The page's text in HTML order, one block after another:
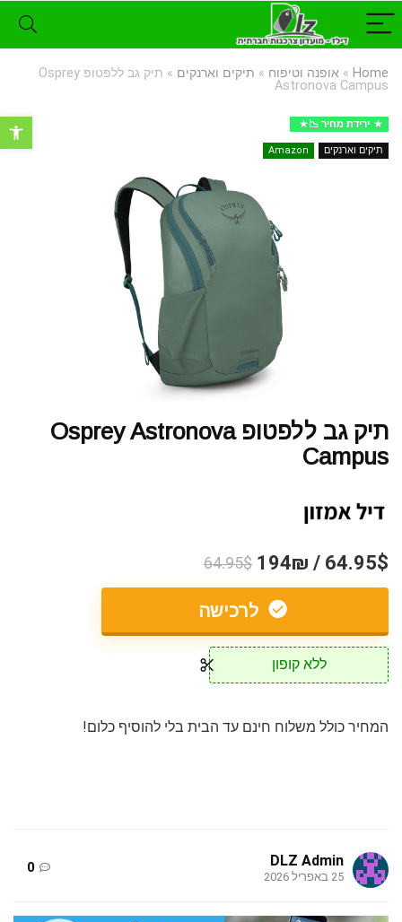
פתח
Home
» אופנה וטיפוח » תיקים וארנקים »
תיק גב ללפטופ Osprey
Astronova Campus
ירידת מחיר 📉
תיקים וארנקים Amazon
תיק גב ללפטופ Osprey Astronova
Campus
64.95$ / 194₪
64.95$
לרכישה
ללא קופון
המחיר כולל משלוח חינם עד הבית בלי להוסיף כלום!
DLZ Admin
25 באפריל 2026
0